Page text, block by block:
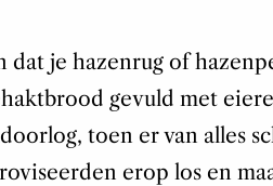
dat je hazenrug of
gevuld met
toen er van alles
erop los en